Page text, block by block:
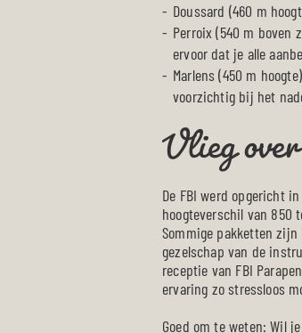
Doussard (460 m
Perroix (540 m boven
ervoor dat je alle
Marlens (450 m
voorzichtig bij het
Vlieg
De FBI werd opgericht
hoogteverschil van 850
Sommige pakketten
gezelschap van de
receptie van FBI
ervaring zo stressloos
Goed om te weten: Wil